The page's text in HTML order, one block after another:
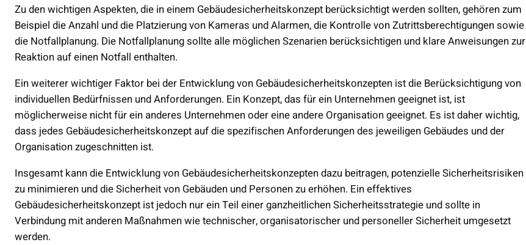
Zu den wichtigen Aspekten, die in einem Gebäudesicherheitskonzept berücksichtigt werden sollten, gehören zum
Beispiel die Anzahl und die Platzierung von Kameras und Alarmen, die Kontrolle von Zutrittsberechtigungen sowie
die Notfallplanung. Die Notfallplanung sollte alle möglichen Szenarien berücksichtigen und klare Anweisungen zur
Reaktion auf einen Notfall enthalten.
Ein weiterer wichtiger Faktor bei der Entwicklung von Gebäudesicherheitskonzepten ist die Berücksichtigung von
individuellen Bedürfnissen und Anforderungen. Ein Konzept, das für ein Unternehmen geeignet ist, ist
möglicherweise nicht für ein anderes Unternehmen oder eine andere Organisation geeignet. Es ist daher wichtig,
dass jedes Gebäudesicherheitskonzept auf die spezifischen Anforderungen des jeweiligen Gebäudes und der
Organisation zugeschnitten ist.
Insgesamt kann die Entwicklung von Gebäudesicherheitskonzepten dazu beitragen, potenzielle Sicherheitsrisiken
zu minimieren und die Sicherheit von Gebäuden und Personen zu erhöhen. Ein effektives
Gebäudesicherheitskonzept ist jedoch nur ein Teil einer ganzheitlichen Sicherheitsstrategie und sollte in
Verbindung mit anderen Maßnahmen wie technischer, organisatorischer und personeller Sicherheit umgesetzt
werden.